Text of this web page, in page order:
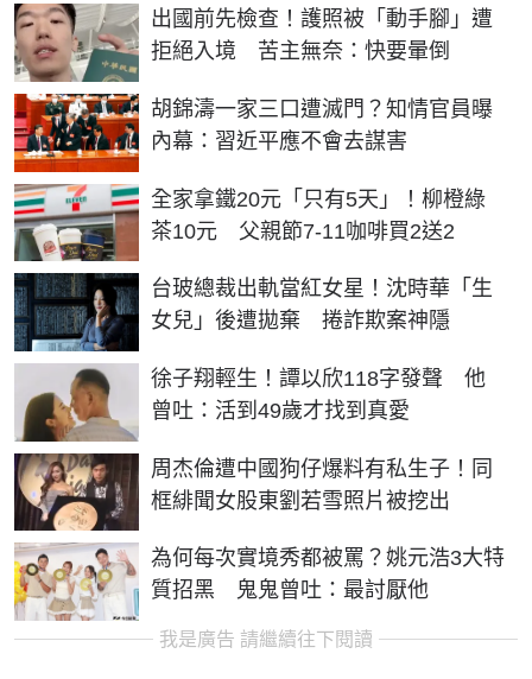
出國前先檢查！護照被「動手腳」遭
拒絕入境 苦主無奈：快要暈倒
胡錦濤一家三口遭滅門？知情官員曝
內幕：習近平應不會去謀害
全家拿鐵20元「只有5天」！柳橙綠
茶10元 父親節7-11咖啡買2送2
台玻總裁出軌當紅女星！沈時華「生
女兒」後遭拋棄 捲詐欺案神隱
徐子翔輕生！譚以欣118字發聲 他
曾吐：活到49歲才找到真愛
周杰倫遭中國狗仔爆料有私生子！同
框緋聞女股東劉若雪照片被挖出
為何每次實境秀都被罵？姚元浩3大特
質招黑 鬼鬼曾吐：最討厭他
我是廣告 請繼續往下閱讀